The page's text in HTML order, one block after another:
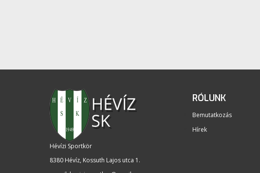
Hévízi Sportkör
8380 Hévíz, Kossuth Lajos utca 1 .
RÓLUNK
Bemutatkozás
Hírek